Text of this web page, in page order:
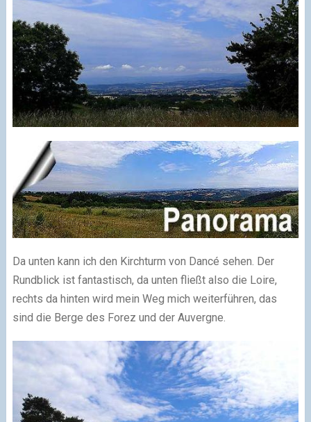
Da unten kann ich den Kirchturm von Dancé sehen. Der
Rundblick ist fantastisch, da unten fließt also die Loire,
rechts da hinten wird mein Weg mich weiterführen, das
sind die Berge des Forez und der Auvergne.